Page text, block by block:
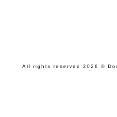
All rights reserved 2026 ©